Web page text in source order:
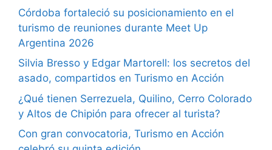
Córdoba fortaleció su posicionamiento en el
turismo de reuniones durante Meet Up
Argentina 2026
Silvia Bresso y Edgar Martorell: los secretos del
asado, compartidos en Turismo en Acción
¿Qué tienen Serrezuela, Quilino, Cerro Colorado
y Altos de Chipión para ofrecer al turista?
Con gran convocatoria, Turismo en Acción